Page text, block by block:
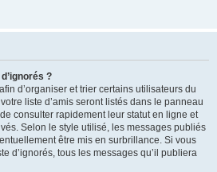
?
d’organiser et trier certains utilisateurs du
liste d’amis seront listés dans le panneau
consulter rapidement leur statut en ligne et
Selon le style utilisé, les messages publiés
être mis en surbrillance. Si vous
d’ignorés, tous les messages qu’il publiera